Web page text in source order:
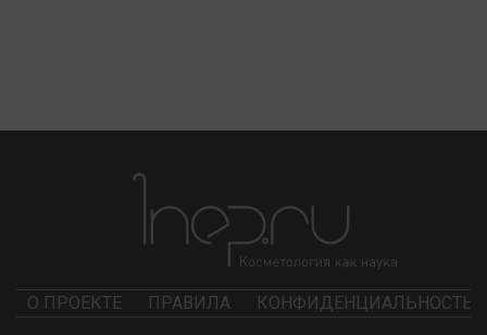
О ПРОЕКТЕ ПРАВИЛА КОНФИДЕНЦИАЛЬНОСТЬ